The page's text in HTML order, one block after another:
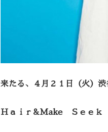
来たる、４月２１日（火）
Ｈａｉｒ&Make Ｓｅｅ